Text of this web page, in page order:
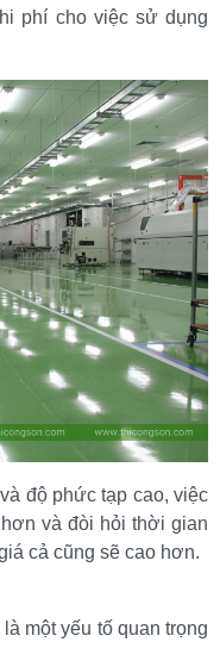
phí cho việc sử dụng
độ phức tạp cao, việc
và đòi hỏi thời gian
cả cũng sẽ cao hơn.
một yếu tố quan trọng